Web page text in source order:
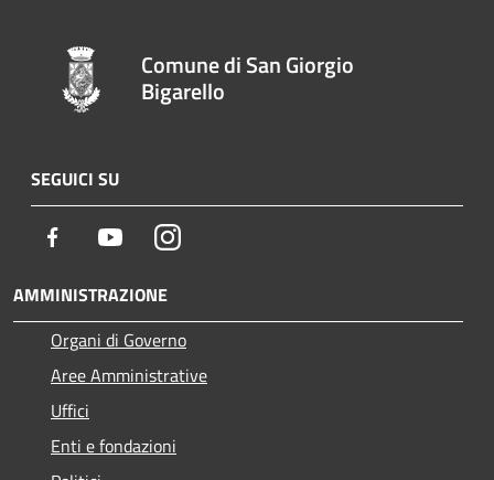
Comune di San Giorgio
Bigarello
SEGUICI SU
Facebook YoutubeInstagram
AMMINISTRAZIONE
Organi di Governo
Aree Amministrative
Uffici
Enti e fondazioni